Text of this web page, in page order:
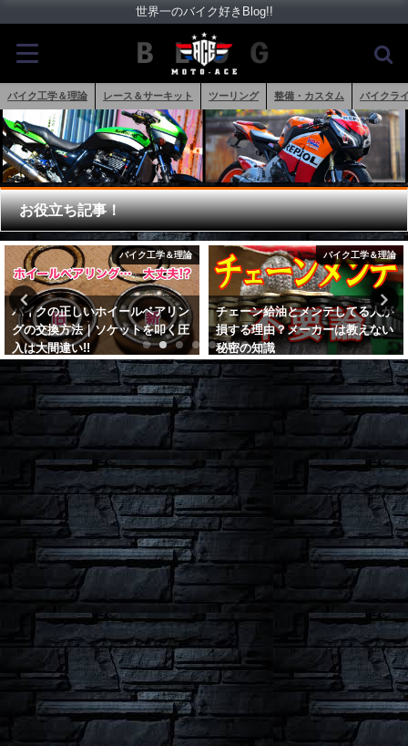
世界一のバイク好きBlog!!
バイク工学＆理論 レース＆サーキット ツーリング 整備・カスタム バイクラ
お役立ち記事！
バイク工学＆理論
チェーン給油とメンテしてる人が
損する理由？メーカーは教えない
秘密の知識
2017年6月10日
バイク用品
CBR1000RRR(SC82)の純正オプ
ションのシートバッグレビュー｜
固定方法が最高すぎる
2020年6月2日